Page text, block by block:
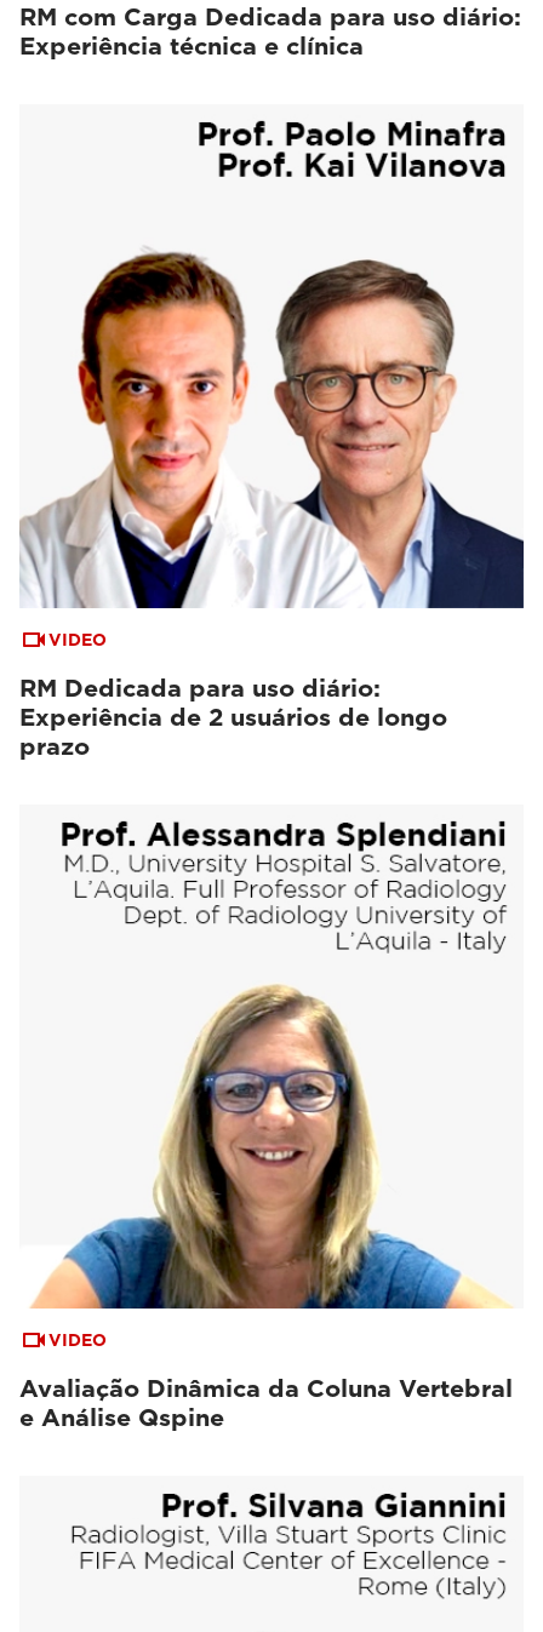
RM com Carga Dedicada para uso diário:
Experiência técnica e clínica
VIDEO
RM Dedicada para uso diário:
Experiência de 2 usuários de longo
prazo
VIDEO
Avaliação Dinâmica da Coluna Vertebral
e Análise Qspine